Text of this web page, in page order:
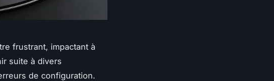
frustrant, impactant à
suite à divers
de configuration.